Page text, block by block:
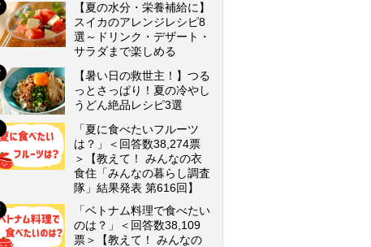
【夏の水分・栄養補給に】
スイカのアレンジレシピ8
選～ドリンク・デザート・
サラダまで楽しめる
【暑い日の救世主！】つる
っとさっぱり！夏の冷やし
うどん絶品レシピ3選
「夏に食べたいフルーツ
は？」＜回答数38,274票
＞【教えて！ みんなの衣
食住「みんなの暮らし調査
隊」結果発表 第616回】
「ベトナム料理で食べたい
のは？」＜回答数38,109
票＞【教えて！ みんなの